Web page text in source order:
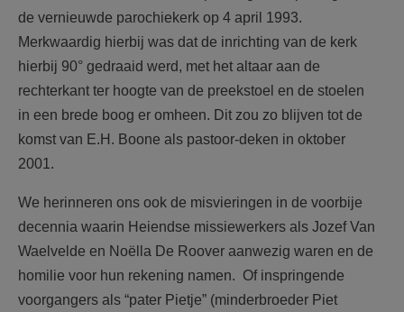
de vernieuwde parochiekerk op 4 april 1993.
Merkwaardig hierbij was dat de inrichting van de kerk
hierbij 90° gedraaid werd, met het altaar aan de
rechterkant ter hoogte van de preekstoel en de stoelen
in een brede boog er omheen. Dit zou zo blijven tot de
komst van E.H. Boone als pastoor-deken in oktober
2001.
We herinneren ons ook de misvieringen in de voorbije
decennia waarin Heiendse missiewerkers als Jozef Van
Waelvelde en Noëlla De Roover aanwezig waren en de
homilie voor hun rekening namen. Of inspringende
voorgangers als “pater Pietje” (minderbroeder Piet